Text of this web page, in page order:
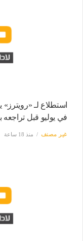
في يوليو قبل تراجعه
غير مصنف منذ 18 ساعة